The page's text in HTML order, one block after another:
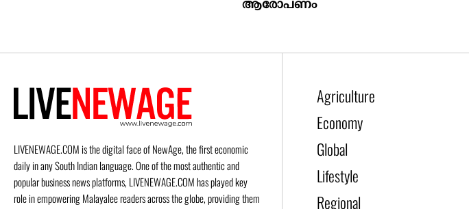
ആരോപണം
LIVENEWAGE.COM is the digital face of NewAge, the first economic
daily in any South Indian language. One of the most authentic and
popular business news platforms, LIVENEWAGE.COM has played key
role in empowering Malayalee readers across the globe, providing them
Agriculture
Economy
Global
Lifestyle
Regional